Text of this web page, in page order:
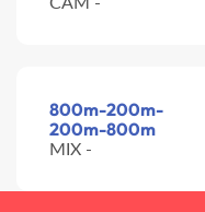
800m-200m-
200m-800m
MIX -